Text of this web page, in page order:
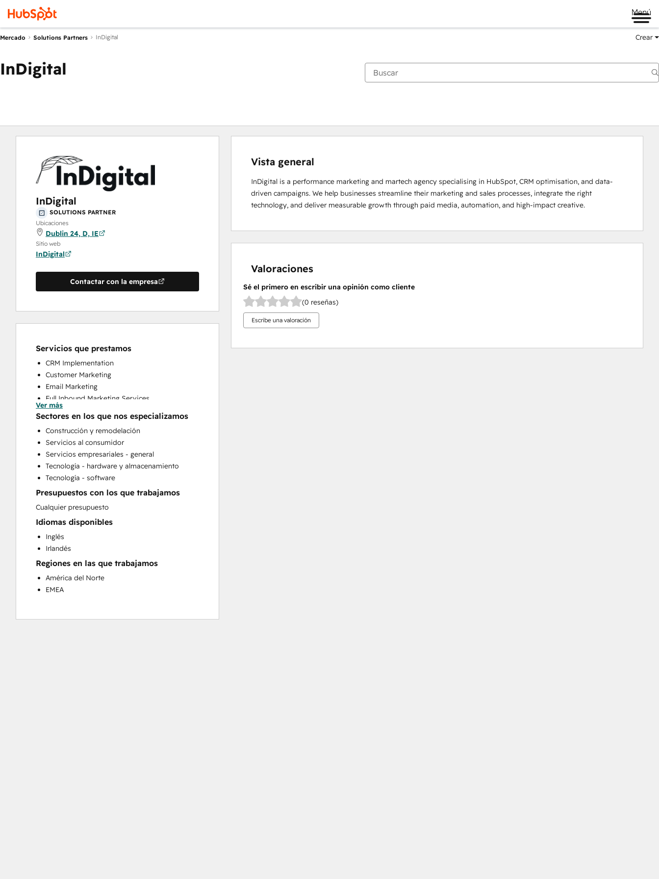
Menú
Mercado Solutions Partners InDigital Crear
InDigital
InDigital
SOLUTIONS PARTNER
Ubicaciones
Dublin 24, D, IE
Sitio web
InDigital
Contactar con la empresa
Servicios que prestamos
CRM Implementation
Customer Marketing
Email Marketing
Full Inbound Marketing Services
HubSpot Onboarding
Paid Advertising
Website Design
Website Development
Ver más
Sectores en los que nos especializamos
Construcción y remodelación
Servicios al consumidor
Servicios empresariales - general
Tecnología - hardware y almacenamiento
Tecnología - software
Presupuestos con los que trabajamos
Cualquier presupuesto
Idiomas disponibles
Inglés
Irlandés
Regiones en las que trabajamos
América del Norte
EMEA
Vista general
InDigital is a performance marketing and martech agency specialising in HubSpot, CRM optimisation, and data-
driven campaigns. We help businesses streamline their marketing and sales processes, integrate the right
technology, and deliver measurable growth through paid media, automation, and high-impact creative.
Valoraciones
Sé el primero en escribir una opinión como cliente
(0 reseñas)
Escribe una valoración